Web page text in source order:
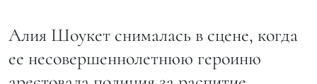
Алия Шоукет снималась в сцене, когда
ее несовершеннолетнюю героиню